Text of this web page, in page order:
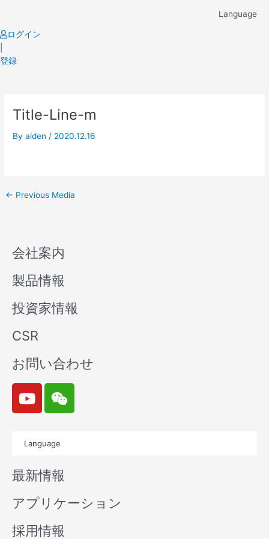
content
Language
ログイン
登録
Title-Line-m
Byaiden / 2020.12.16
navigation
← Previous Media
会社案内
製品情報
投資家情報
CSR
お問い合わせ
Y
o
u
b
e
W
e
i
n
Language
最新情報
アプリケーション
採用情報